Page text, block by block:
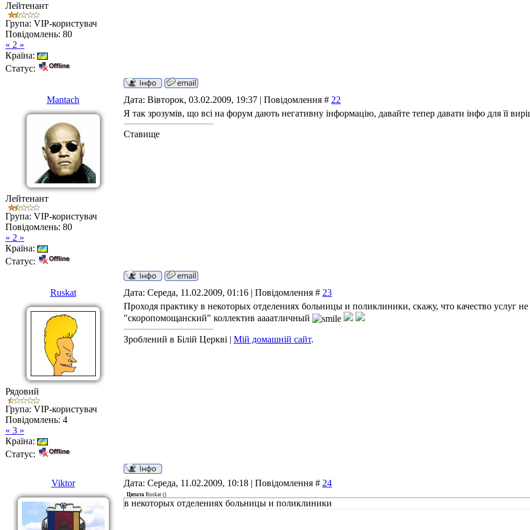
Лейтенант
Група: VIP-користувач
Повідомлень: 80
« 2 »
Країна:
Статус:
Mantach Дата: Вівторок, 03.02.2009, 19:37 | Повідомлення # 22
Лейтенант
Група: VIP-користувач
Повідомлень: 80
« 2 »
Країна:
Статус:
Я так зрозумів, що всі на форум дають негативну інформацію, давайте тепер давати інфо для її
Ставище
Ruskat Дата: Середа, 11.02.2009, 01:16 | Повідомлення # 23
Рядовий
Група: VIP-користувач
Повідомлень: 4
« 3 »
Країна:
Статус:
Проходя практику в некоторых отделениях больницы и поликлиники, скажу, что качество услуг
"скоропомощанский" коллектив аааатличный
Зроблений в Білій Церкві | Мій домашній сайт.
Viktor Дата: Середа, 11.02.2009, 10:18 | Повідомлення # 24
Цитата Ruskat ()
в некоторых отделениях больницы и поликлиники